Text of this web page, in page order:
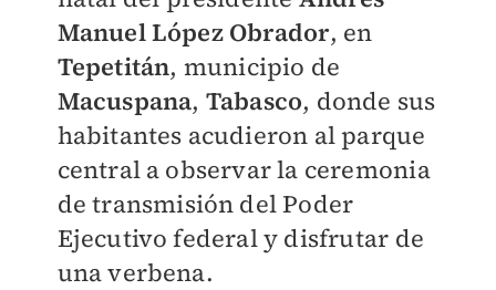
Manuel López Obrador, en
Tepetitán, municipio de
Macuspana, Tabasco, donde sus
habitantes acudieron al parque
central a observar la ceremonia
de transmisión del Poder
Ejecutivo federal y disfrutar de
una verbena.